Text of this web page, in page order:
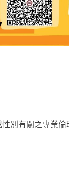
別有關之專業